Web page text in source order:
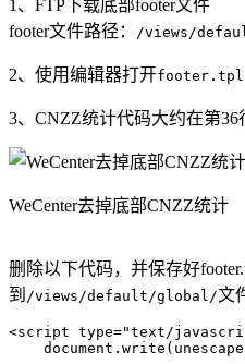
1、FTP下载底部footer文件
footer文件路径：
/views/
2、使用编辑器打开
3、CNZZ统计代码大约在第36
WeCenter去掉底部CNZZ统计
删除以下代码，并保存好
到 /views/default/global/文
<script type="text/